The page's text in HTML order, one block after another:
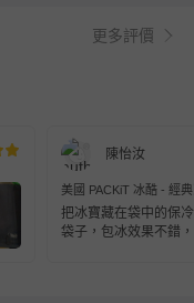
更多評價
陳怡汝
美國 PACKiT 冰酷 - 經
險
把冰寶藏在袋中的保
袋子，包冰效果不錯